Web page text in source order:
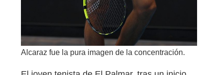
Alcaraz fue la pura imagen de la concentración.